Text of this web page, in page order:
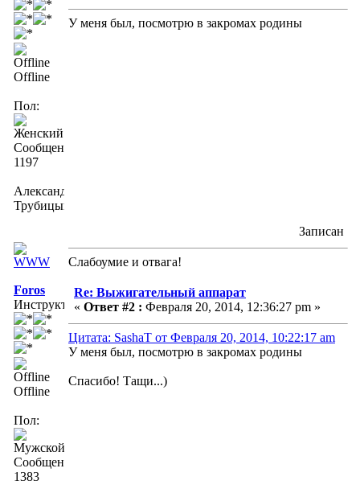
Offline
Пол:
Сообщений:
1197
Александра
Трубицына
У меня был, посмотрю в закромах родины
Записан
Слабоумие и отвага!
Foros
Инструктор
Offline
Пол:
Сообщений:
1383
Re: Выжигательный аппарат
« Ответ #2 : Февраля 20, 2014, 12:36:27 pm »
Цитата: SashaT от Февраля 20, 2014, 10:22:17 am
У меня был, посмотрю в закромах родины
Спасибо! Тащи...)